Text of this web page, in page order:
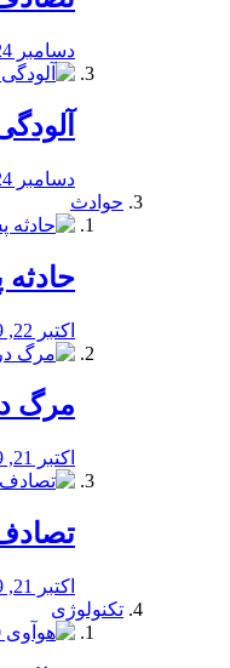
دسامبر 24, 2019
دسامبر 24, 2019
حوادث
اکتبر 22, 2019
مرگ
اکتبر 21, 2019
اکتبر 21, 2019
تکنولوژی